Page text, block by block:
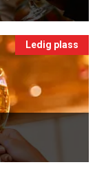
Du
å få
Ledig plass